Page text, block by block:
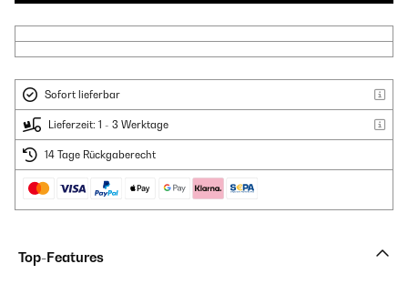
Sofort lieferbar
Lieferzeit: 1 - 3 Werktage
14 Tage Rückgaberecht
Top-Features